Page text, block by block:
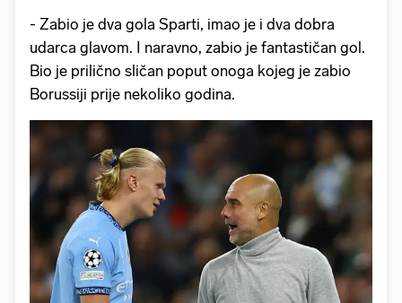
- Zabio je dva gola Sparti, imao je i dva dobra
udarca glavom. I naravno, zabio je fantastičan gol.
Bio je prilično sličan poput onoga kojeg je zabio
Borussiji prije nekoliko godina.